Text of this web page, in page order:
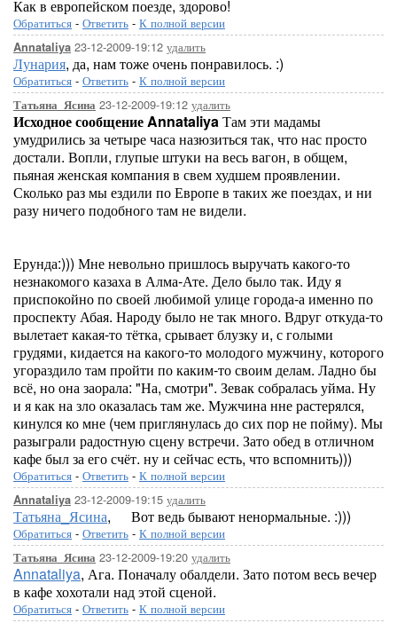
Как в европейском поезде, здорово!
Обратиться - Ответить - К полной версии
Annataliya 23-12-2009-19:12 удалить
Лунария, да, нам тоже очень понравилось. :)
Обратиться - Ответить - К полной версии
Татьяна_Ясина 23-12-2009-19:12 удалить
Исходное сообщение AnnataliyaТам эти мадамы
умудрились за четыре часа назюзиться так, что нас просто
достали. Вопли, глупые штуки на весь вагон, в общем,
пьяная женская компания в свем худшем проявлении.
Сколько раз мы ездили по Европе в таких же поездах, и ни
разу ничего подобного там не видели.
Ерунда:))) Мне невольно пришлось выручать какого-то
незнакомого казаха в Алма-Ате. Дело было так. Иду я
приспокойно по своей любимой улице города-а именно по
проспекту Абая. Народу было не так много. Вдруг откуда-то
вылетает какая-то тётка, срывает блузку и, с голыми
грудями, кидается на какого-то молодого мужчину, которого
угораздило там пройти по каким-то своим делам. Ладно бы
всё, но она заорала: "На, смотри". Зевак собралась уйма. Ну
и я как на зло оказалась там же. Мужчина нне растерялся,
кинулся ко мне (чем приглянулась до сих пор не пойму). Мы
разыграли радостную сцену встречи. Зато обед в отличном
кафе был за его счёт. ну и сейчас есть, что вспомнить)))
Обратиться - Ответить - К полной версии
Annataliya 23-12-2009-19:15 удалить
Татьяна_Ясина, Вот ведь бывают ненормальные. :)))
Обратиться - Ответить - К полной версии
Татьяна_Ясина 23-12-2009-19:20 удалить
Annataliya, Ага. Поначалу обалдели. Зато потом весь вечер
в кафе хохотали над этой сценой.
Обратиться - Ответить - К полной версии